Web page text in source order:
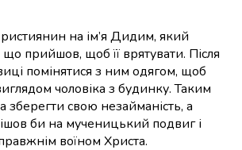
на ім’я Дидим, який
що прийшов, щоб її врятувати. Після
помінятися з ним одягом, щоб
чоловіка з будинку. Таким
зберегти свою незайманість, а
би на мученицький подвиг і
воїном Христа.